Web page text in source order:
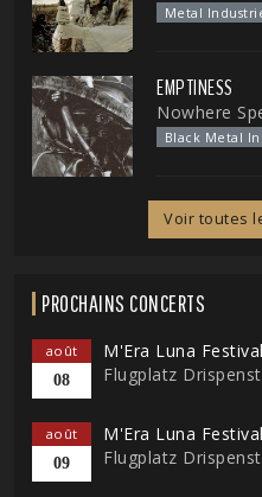
Metal
EMPTINESS
Nowhere
Black Metal
Voir toutes
PROCHAINS CONCERTS
août
08
M'Era Luna
Flugplatz
août
09
M'Era Luna
Flugplatz